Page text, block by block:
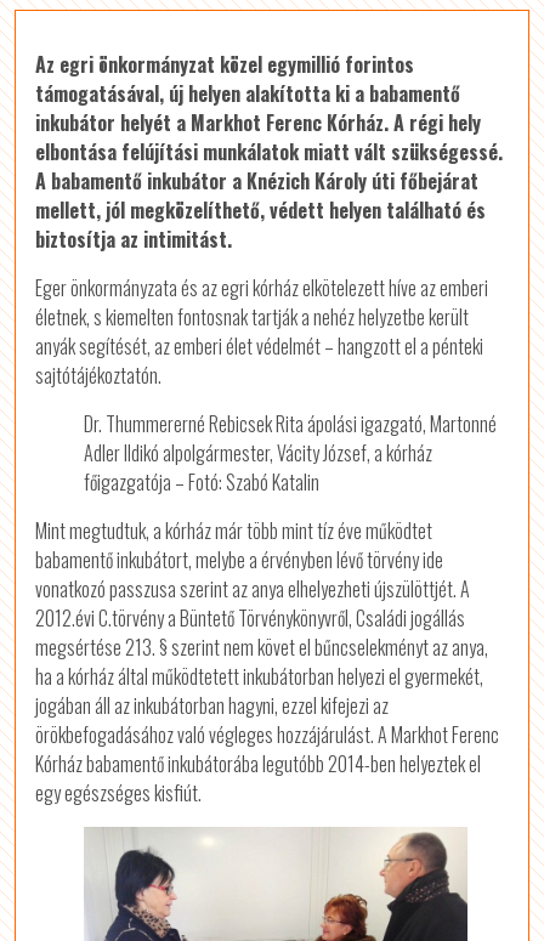
Az egri önkormányzat közel egymillió forintos
támogatásával, új helyen alakította ki a babamentő
inkubátor helyét a Markhot Ferenc Kórház. A régi hely
elbontása felújítási munkálatok miatt vált szükségessé.
A babamentő inkubátor a Knézich Károly úti főbejárat
mellett, jól megközelíthető, védett helyen található és
biztosítja az intimitást.
Eger önkormányzata és az egri kórház elkötelezett híve az emberi
életnek, s kiemelten fontosnak tartják a nehéz helyzetbe került
anyák segítését, az emberi élet védelmét – hangzott el a pénteki
sajtótájékoztatón.
Dr. Thummererné Rebicsek Rita ápolási igazgató, Martonné
Adler Ildikó alpolgármester, Vácity József, a kórház
főigazgatója – Fotó: Szabó Katalin
Mint megtudtuk, a kórház már több mint tíz éve működtet
babamentő inkubátort, melybe a érvényben lévő törvény ide
vonatkozó passzusa szerint az anya elhelyezheti újszülöttjét. A
2012.évi C.törvény a Büntető Törvénykönyvről, Családi jogállás
megsértése 213. § szerint nem követ el bűncselekményt az anya,
ha a kórház által működtetett inkubátorban helyezi el gyermekét,
jogában áll az inkubátorban hagyni, ezzel kifejezi az
örökbefogadásához való végleges hozzájárulást. A Markhot Ferenc
Kórház babamentő inkubátorába legutóbb 2014-ben helyeztek el
egy egészséges kisfiút.